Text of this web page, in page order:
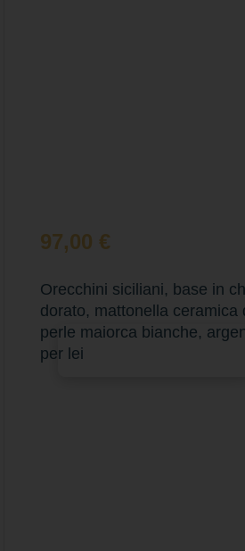
97,00 €
Orecchini siciliani, base in
dorato, mattonella ceramica
perle maiorca bianche,
per lei